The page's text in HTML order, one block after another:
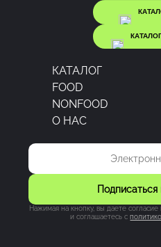
КАТАЛОГ
FOOD
NONFOOD
О НАС
Нажимая на кнопку, вы даете
и соглашаетесь c